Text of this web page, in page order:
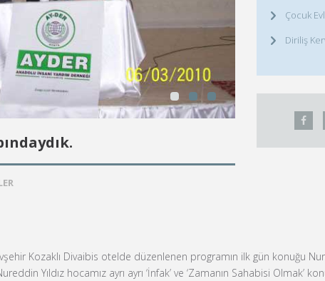
Çocuk
Diriliş
Kozaklı Divaibis otelde düzenlenen programın ilk gün konuğu
Yıldız hocamız ayrı ayrı ‘İnfak’ ve ‘Zamanın Sahabisi Olmak’